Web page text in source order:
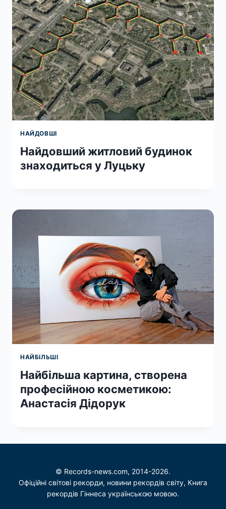
НАЙДОВШІ
Найдовший житловий будинок
знаходиться у Луцьку
НАЙБІЛЬШІ
Найбільша картина, створена
професійною косметикою:
Анастасія Дідорук
© Records-news.com, 2014-2026.
Офіційні світові рекорди, новини рекордів світу, Книга
рекордів Гіннеса українською мовою.